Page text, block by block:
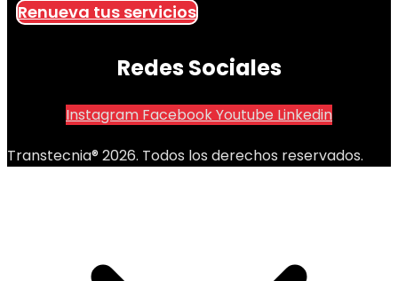
Renueva tus servicios
Redes Sociales
Instagram FacebookYoutube Linkedin
Transtecnia® 2026. Todos los derechos reservados.